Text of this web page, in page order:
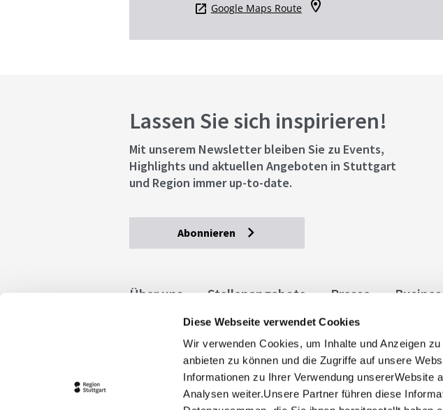
Diese Webseite verwendet Cookies
Wir verwenden Cookies, um Inhalte und Anzeigen
anbieten zu können und die Zugriffe auf unsere
Informationen zu Ihrer Verwendung unsererWebsite
Analysen weiter.Unsere Partner führen diese
Google Maps Route
Lassen Sie sich inspirieren!
Mit unserem Newsletter bleiben Sie zu Events,
Highlights und aktuellen Angeboten in Stuttgart
und Region immer up-to-date.
Abonnieren
Über uns Stellenangebote Presse
Allgemeine Geschäftsbedingungen
stuttgart.de
Barrierefreiheit